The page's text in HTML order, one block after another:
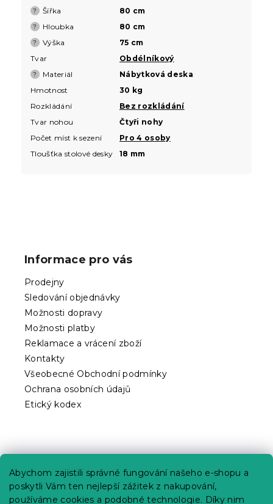
Abychom zajistili správné fungování našeho e-shopu a
poskytli Vám ten nejlepší zážitek z nakupování,
používáme cookies a podobné technologie. Díky nim
? Šířka 80 cm
? Hloubka 80 cm
? Výška
75 cm
Tvar
Obdélníkový
? Materiál
Nábytková deska
Hmotnost
30 kg
Rozkládání
Bez rozkládání
Tvar nohou
Čtyři nohy
Počet míst k sezení
Pro 4 osoby
Tloušťka stolové desky
18 mm
Informace pro vás
Prodejny
Sledování objednávky
Možnosti dopravy
Možnosti platby
Reklamace a vrácení zboží
Kontakty
Všeobecné Obchodní podmínky
Ochrana osobních údajů
Etický kodex
Kariéra